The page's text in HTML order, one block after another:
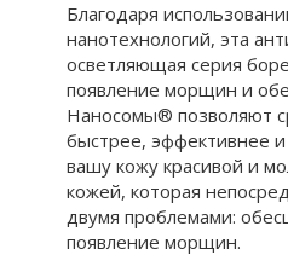
Благодаря
нанотехнологий, эта
осветляющая серия
появление морщин и
Наносомы® позволяют
быстрее, эффективнее
вашу кожу красивой и
кожей, которая
двумя проблемами:
появление морщин.